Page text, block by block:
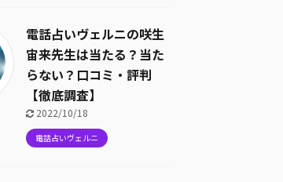
電話占いヴェルニの咲生
宙来先生は当たる？当た
らない？口コミ・評判
【徹底調査】
2022/10/18
電話占いヴェルニ